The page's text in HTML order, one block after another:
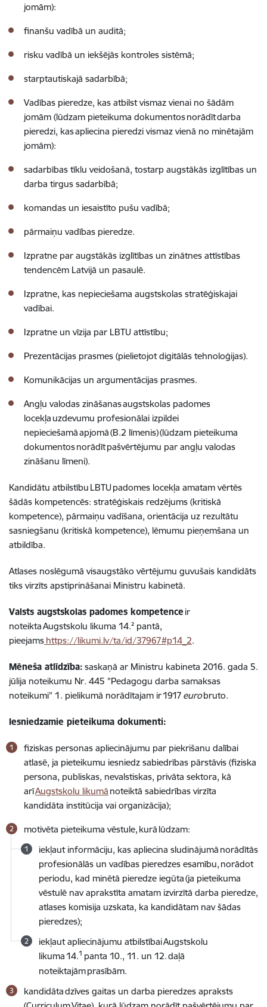
jomām):
finanšu vadībā un auditā;
risku vadībā un iekšējās kontroles sistēmā;
starptautiskajā sadarbībā;
Vadības pieredze, kas atbilst vismaz vienai no šādām
jomām (lūdzam pieteikuma dokumentos norādīt darba
pieredzi, kas apliecina pieredzi vismaz vienā no minētajām
jomām):
sadarbības tīklu veidošanā, tostarp augstākās izglītības un
darba tirgus sadarbībā;
komandas un iesaistīto pušu vadībā;
pārmaiņu vadības pieredze.
Izpratne par augstākās izglītības un zinātnes attīstības
tendencēm Latvijā un pasaulē.
Izpratne, kas nepieciešama augstskolas stratēģiskajai
vadībai.
Izpratne un vīzija par LBTU attīstību;
Prezentācijas prasmes (pielietojot digitālās tehnoloģijas).
Komunikācijas un argumentācijas prasmes.
Angļu valodas zināšanas augstskolas padomes
locekļa uzdevumu profesionālai izpildei
nepieciešamā apjomā (B.2 līmenis) (lūdzam pieteikuma
dokumentos norādīt pašvērtējumu par angļu valodas
zināšanu līmeni).
Kandidātu atbilstību LBTU padomes locekļa amatam vērtēs
šādās kompetencēs: stratēģiskais redzējums (kritiskā
kompetence), pārmaiņu vadīšana, orientācija uz rezultātu
sasniegšanu (kritiskā kompetence), lēmumu pieņemšana un
atbildība.
Atlases noslēgumā visaugstāko vērtējumu guvušais kandidāts
tiks virzīts apstiprināšanai Ministru kabinetā.
Valsts augstskolas padomes kompetenceir
noteiktaAugstskolu likuma 14.² pantā,
pieejams https://likumi.lv/ta/id/37967#p14_2.
Mēneša atlīdzība: saskaņā ar Ministru kabineta 2016. gada 5.
jūlija noteikumu Nr. 445 "Pedagogu darba samaksas
noteikumi" 1. pielikumā norādītajam ir 1917 eurobruto.
Iesniedzamie pieteikuma dokumenti:
fiziskas personas apliecinājumu par piekrišanu dalībai
atlasē, ja pieteikumu iesniedz sabiedrības pārstāvis (fiziska
persona, publiskas, nevalstiskas, privāta sektora, kā
arīAugstskolu likumā noteiktā sabiedrības virzīta
kandidāta institūcija vai organizācija);
motivēta pieteikuma vēstule, kurā lūdzam:
iekļaut informāciju, kas apliecina sludinājumā norādītās
profesionālās un vadības pieredzes esamību, norādot
periodu, kad minētā pieredze iegūta(ja pieteikuma
vēstulē nav aprakstīta amatam izvirzītā darba pieredze,
atlases komisija uzskata, ka kandidātam nav šādas
pieredzes);
iekļaut apliecinājumu atbilstībaiAugstskolu
likuma14.1 panta 10., 11. un 12.daļā
noteiktajāmprasībām.
kandidāta dzīves gaitas un darba pieredzes apraksts